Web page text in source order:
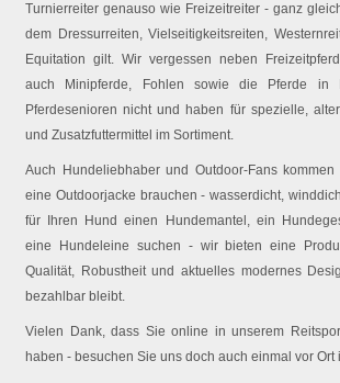
Turnierreiter genauso wie Freizeitreiter - ganz
dem Dressurreiten, Vielseitigkeitsreiten,
Equitation gilt. Wir vergessen neben
auch Minipferde, Fohlen sowie die Pferde in
Pferdesenioren nicht und haben für spezielle,
und Zusatzfuttermittel im Sortiment.
Auch Hundeliebhaber und Outdoor-Fans
eine Outdoorjacke brauchen - wasserdicht,
für Ihren Hund einen Hundemantel, ein
eine Hundeleine suchen - wir bieten eine
Qualität, Robustheit und aktuelles modernes
bezahlbar bleibt.
Vielen Dank, dass Sie online in unserem
haben - besuchen Sie uns doch auch einmal vor Ort